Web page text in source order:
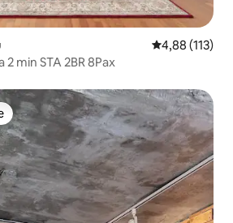
Средна
4,88 (113)
min STA 2BR 8Pax